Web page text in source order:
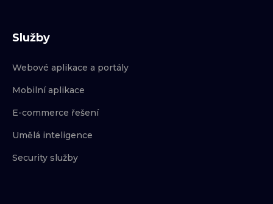
Služby
Webové aplikace a portály
Mobilní aplikace
E-commerce řešení
Umělá inteligence
Security služby